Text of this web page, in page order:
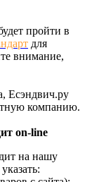
пройти в
для
внимание,
Есэндвич.ру
компанию.
on-line
на нашу